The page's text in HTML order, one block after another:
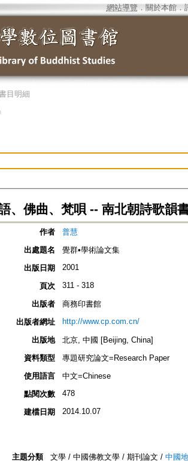
網站導覽 ． 關於本館．
目明細
、佛曲、梵唄 -- 南北朝詩歌韻
作者
普慧
出處題名
覺群•學術論文集
出版日期
2001
頁次 311 - 318
出版者
商務印書館
出版者網址
http://www.cp.com.cn/
出版地
北京, 中國 [Beijing, China]
資料類型
專題研究論文=Research Paper
使用語言
中文=Chinese
點閱次數
478
建檔日期 2014.10.07
主題分類 文學 / 中國佛教文學 / 期刊論文 / 中國